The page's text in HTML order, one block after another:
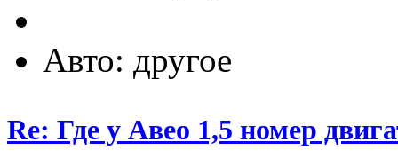
Авто: другое
Re: Где у Авео 1,5 номер